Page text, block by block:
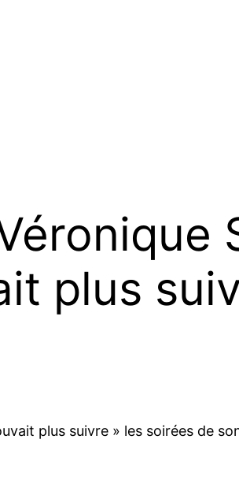
plus
plus suivre » les soirées de